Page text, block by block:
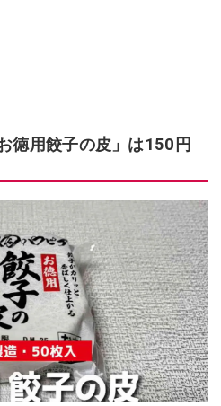
徳用餃子の皮」は150円